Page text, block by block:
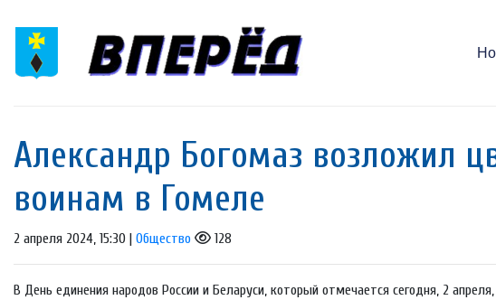
Александр Богомаз возложил
воинам в Гомеле
2 апреля 2024, 15:30 | Общество 128
В День единения народов России и Беларуси, который отмечается сегодня, 2